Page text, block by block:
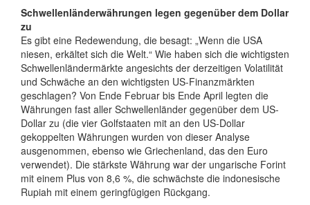
Schwellenländerwährungen legen gegenüber dem Dollar
zu
Es gibt eine Redewendung, die besagt: „Wenn die USA
niesen, erkältet sich die Welt.“ Wie haben sich die wichtigsten
Schwellenländermärkte angesichts der derzeitigen Volatilität
und Schwäche an den wichtigsten US-Finanzmärkten
geschlagen? Von Ende Februar bis Ende April legten die
Währungen fast aller Schwellenländer gegenüber dem US-
Dollar zu (die vier Golfstaaten mit an den US-Dollar
gekoppelten Währungen wurden von dieser Analyse
ausgenommen, ebenso wie Griechenland, das den Euro
verwendet). Die stärkste Währung war der ungarische Forint
mit einem Plus von 8,6 %, die schwächste die indonesische
Rupiah mit einem geringfügigen Rückgang.